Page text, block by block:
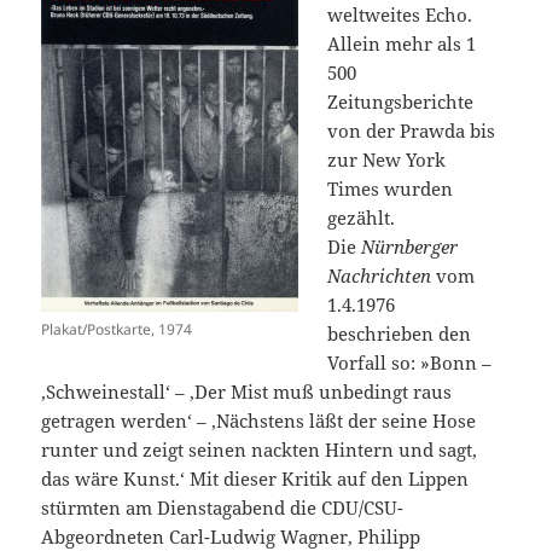
Plakat/Postkarte, 1974
weltweites Echo.
Allein mehr als 1
500
Zeitungsberichte
von der Prawda bis
zur New York
Times wurden
gezählt.
Die Nürnberger
Nachrichten vom
1.4.1976
beschrieben den
Vorfall so: »Bonn –
‚Schweinestall‘ – ‚Der Mist muß unbedingt raus
getragen werden‘ – ‚Nächstens läßt der seine Hose
runter und zeigt seinen nackten Hintern und sagt,
das wäre Kunst.‘ Mit dieser Kritik auf den Lippen
stürmten am Dienstagabend die CDU/CSU-
Abgeordneten Carl-Ludwig Wagner, Philipp